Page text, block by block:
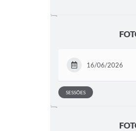
16/06/2026
SESSÕES